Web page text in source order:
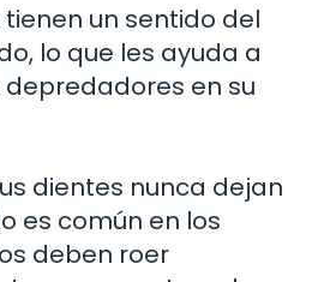
un sentido del
lo que les ayuda a
en su
dientes nunca dejan
es común en los
deben roer